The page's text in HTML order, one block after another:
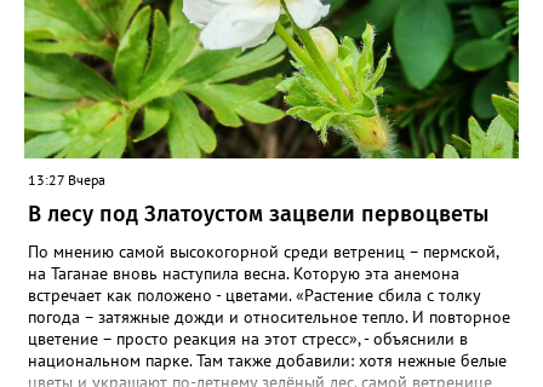
13:27 Вчера
В лесу под Златоустом зацвели первоцветы
По мнению самой высокогорной среди ветрениц – пермской,
на Таганае вновь наступила весна. Которую эта анемона
встречает как положено - цветами. «Растение сбила с толку
погода – затяжные дожди и относительное тепло. И повторное
цветение – просто реакция на этот стресс», - объяснили в
национальном парке. Там также добавили: хотя нежные белые
цветы и украшают по-летнему зелёный лес, самой ветренице